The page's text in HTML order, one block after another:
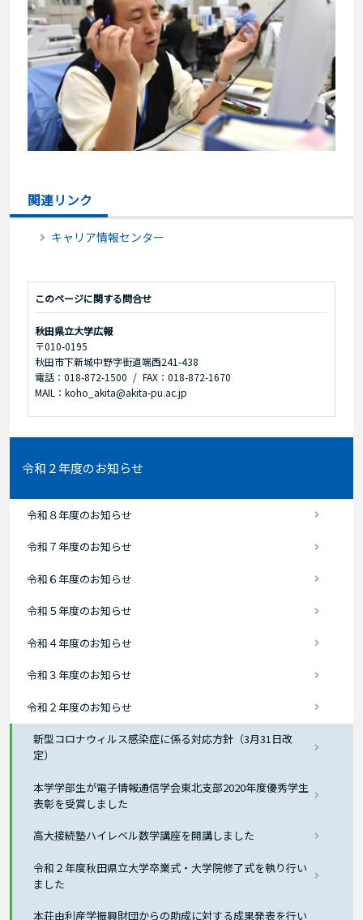
関連リンク
キャリア情報センター
このページに関する問合せ
秋田県立大学広報
〒010-0195
秋田市下新城中野字街道端西241-438
電話：018-872-1500
FAX：018-872-1670
MAIL：koho_akita@akita-pu.ac.jp
令和２年度のお知らせ
令和８年度のお知らせ
令和７年度のお知らせ
令和６年度のお知らせ
令和５年度のお知らせ
令和４年度のお知らせ
令和３年度のお知らせ
令和２年度のお知らせ
新型コロナウィルス感染症に係る対応方針（3月31日改
定）
本学学部生が電子情報通信学会東北支部2020年度優秀学生
表彰を受賞しました
高大接続塾ハイレベル数学講座を開講しました
令和２年度秋田県立大学卒業式・大学院修了式を執り行い
ました
本荘由利産学振興財団からの助成に対する成果発表を行い